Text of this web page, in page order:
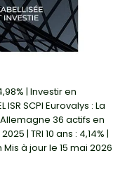
| Investir en
ISR SCPI Eurovalys : La
36 actifs en
| TRI 10 ans : 4,14% |
à jour le 15 mai 2026